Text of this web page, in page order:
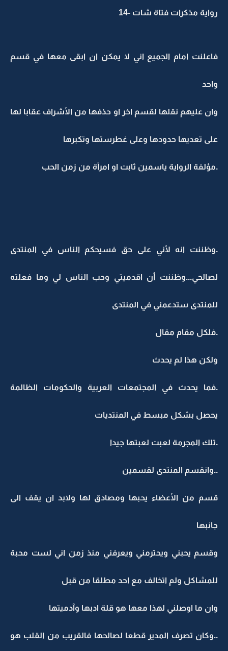
رواية مذكرات فتاة شات -14
فاعلنت امام الجميع اني لا يمكن ان ابقى معها في قسم
واحد
وان عليهم نقلها لقسم اخر او حذفها من الأشراف عقابا لها
على تعديها حدودها وعلى غطرستها وتكبرها
.مؤلفة الرواية ياسمين ثابت او امرأة من زمن الحب
.وظننت انه لأني على حق فسيحكم الناس في المنتدى
لصالحي...وظننت أن اقدميتي وحب الناس لي وما فعلته
للمنتدى ستدعمني في المنتدى
.فلكل مقام مقال
ولكن هذا لم يحدث
.فما يحدث في المجتمعات العربية والحكومات الظالمة
يحصل بشكل مبسط في المنتديات
.تلك المجرمة لعبت لعبتها جيدا
..وانقسم المنتدى لقسمين
قسم من الأعضاء يحبها ومصادق لها ولابد ان يقف الى
جانبها
وقسم يحبني ويحترمني ويعرفني منذ زمن اني لست محبة
للمشاكل ولم اتخالف مع احد مطلقا من قبل
وان ما اوصلني لهذا معها هو قلة ادبها وآدميتها
..وكان تصرف المدير قطعا لصالحها فالقريب من القلب هو